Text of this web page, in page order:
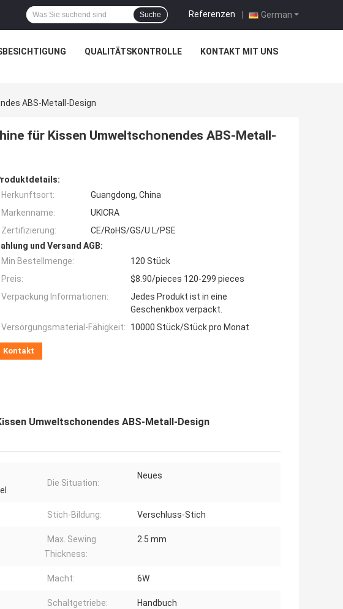
German
Referenzen |
Suche
QUALITÄTSKONTROLLE KONTAKT MIT UNS
ABS-Metall-Design
für Kissen Umweltschonendes ABS-Metall-
Herkunftsort:
Guangdong, China
Markenname:
UKICRA
Zertifizierung:
CE/RoHS/GS/U L/PSE
und Versand AGB:
Min Bestellmenge:
120 Stück
Preis:
$8.90/pieces 120-299 pieces
Verpackung Informationen:
Jedes Produkt ist in eine
Geschenkbox verpackt.
Versorgungsmaterial-Fähigkeit:
10000 Stück/Stück pro Monat
Kontakt
Umweltschonendes ABS-Metall-Design
Die Situation:
Neues
Stich-Bildung: Verschluss-Stich
Max. Sewing
Thickness:
2.5 mm
Macht: 6W
Schaltgetriebe: Handbuch